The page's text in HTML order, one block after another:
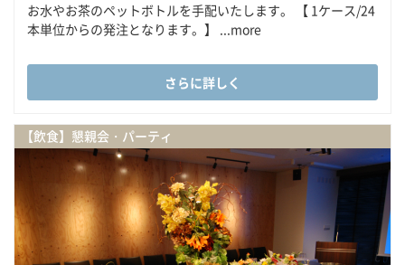
お水やお茶のペットボトルを手配いたします。 【 1ケース/24
本単位からの発注となります。】 ...more
さらに詳しく
【飲食】懇親会・パーティ